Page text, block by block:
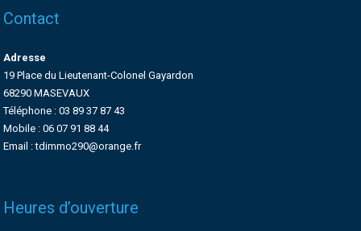
Contact
Adresse
19 Place du Lieutenant-Colonel Gayardon
68290 MASEVAUX
Téléphone : 03 89 37 87 43
Mobile : 06 07 91 88 44
Email : tdimmo290@orange.fr
Heures d’ouverture